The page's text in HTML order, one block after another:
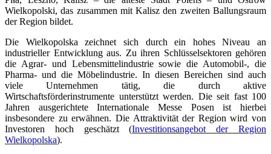
Wielkopolski, das zusammen mit Kalisz den zweiten Ballungsraum
der Region bildet.
Die Wielkopolska zeichnet sich durch ein hohes Niveau an
industrieller Entwicklung aus. Zu ihren Schlüsselsektoren gehören
die Agrar- und Lebensmittelindustrie sowie die Automobil-, die
Pharma- und die Möbelindustrie. In diesen Bereichen sind auch
viele Unternehmen tätig, die durch aktive
Wirtschaftsförderinstrumente unterstützt werden. Die seit fast 100
Jahren ausgerichtete Internationale Messe Posen ist hierbei
insbesondere zu erwähnen. Die Attraktivität der Region wird von
Investoren hoch geschätzt (Investitionsangebot der Region
Wielkopolska).